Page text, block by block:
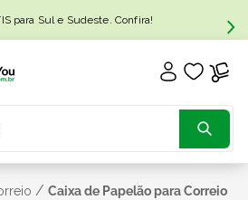
para Sul e Sudeste. Confira!
/ Caixa de Papelão para Correio
TERMOS MAIS BUSCADOS